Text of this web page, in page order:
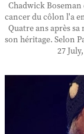
Chadwick Boseman
cancer du côlon l'a
Quatre ans après
son héritage. Selon
27